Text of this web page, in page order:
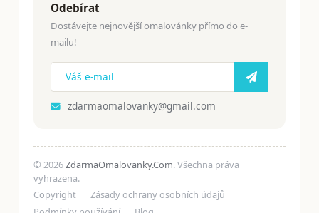
Odebírat
Dostávejte nejnovější omalovánky přímo do e-
mailu!
zdarmaomalovanky@gmail.com
© 2026ZdarmaOmalovanky.Com. Všechna práva
vyhrazena.
Copyright
Zásady ochrany osobních údajů